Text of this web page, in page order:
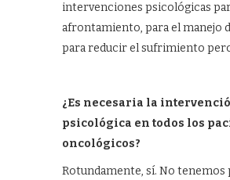
intervenciones psicológicas
afrontamiento, para el manejo
para reducir el sufrimiento
¿Es necesaria la
psicológica en todos los
oncológicos?
Rotundamente, sí. No tenemos